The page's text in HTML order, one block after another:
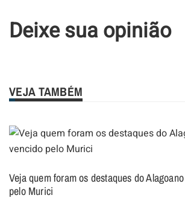
Deixe sua opinião
VEJA TAMBÉM
Veja quem foram os destaques do
pelo Murici